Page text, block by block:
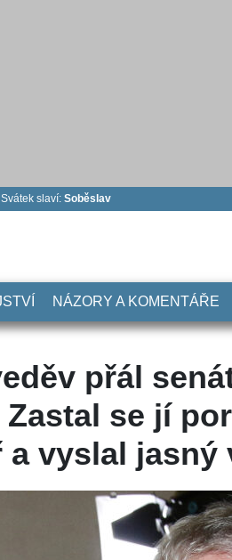
slaví: Soběslav
NÁZORY A KOMENTÁŘE
přál
se jí
a vyslal jasný